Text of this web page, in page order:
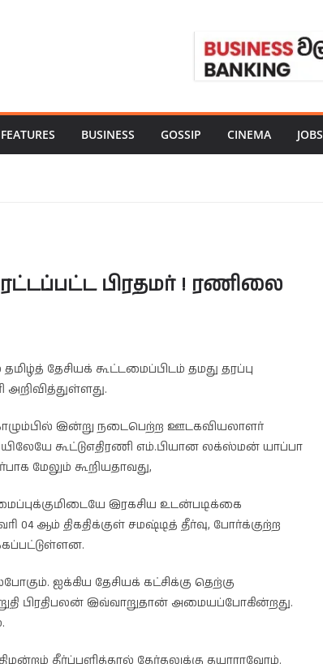
FEATURES BUSINESS GOSSIP CINEMA JOBS
பிரதமர் ! ரணிலை
தேசியக் கூட்டமைப்பிடம் தமது தரப்பு
அறிவித்துள்ளது.
இன்று நடைபெற்ற ஊடகவியலாளர்
கூட்டுஎதிரணி எம்.பியான லக்ஸ்மன் யாப்பா
மேலும் கூறியதாவது,
இரகசிய உடன்படிக்கை
04 ஆம் திகதிக்குள் சமஷ்டித் தீர்வு, போர்க்குற்ற
ஐக்கிய தேசியக் கட்சிக்கு தெற்கு
பிரதிபலன் இவ்வாறுதான் அமையப்போகின்றது.
தீர்ப்பளித்தால் தேர்தலுக்கு தயாராவோம்.